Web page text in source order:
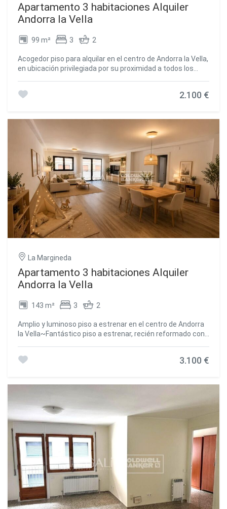
Apartamento 3 habitaciones Alquiler
Andorra la Vella
99 m² 3 2
Acogedor piso para alquilar en el centro de Andorra la Vella,
en ubicación privilegiada por su proximidad a todos los
apartamento en edificio en perfecto estado de
independiente equipada con horno, vitrocerámica y
campana. Con muchos armarios para facilitar el
almacenamiento. Con zona separada para ubicar
lavadora/secadora. ~- 1 habitación doble tipo suite, y dos
habitaciones individuales, todas con armarios
empotrados. ~- 2 Baños completos, ambos con bañera, ~-
Salón y habitación principal muy luminosos con orientación
oeste. ~~Calefacción a gasoil con contador individual. ~Se
cobraran aparte 145€ por la plaza de parking ~~No dude en
contactarnos para concertar una visita~El equipo de
immobiliaria Gali se encuentra a su disposición~~
#ref:04050/5210
2.100 €
La Margineda
Apartamento 3 habitaciones Alquiler
Andorra la Vella
143 m² 3 2
Amplio y luminoso piso a estrenar en el centro de Andorra
la Vella~Fantástico piso a estrenar, recién reformado con
tan solo un minuto de las avenidas Meritxell y Carlemany,
cortesía.~Destaca su amplio y luminoso salón-comedor,
con acceso a una agradable terraza de 3,13 m2. Las
ventanas de doble acristalamiento garantizan un
excelente aislamiento térmico y acústico, aportando un
mayor confort durante todo el año.~La cocina es
independiente, moderna y funcional, integrada en una
reforma cuidada hasta el último detalle.~El edificio cuenta
con ascensor y calefacción central de gasoil. Los gastos
de calefacción se facturarán según el consumo
realizado.~Además, existe la posibilidad de alquilar una
plaza de aparcamiento en el mismo edificio, aportando
3.100 €